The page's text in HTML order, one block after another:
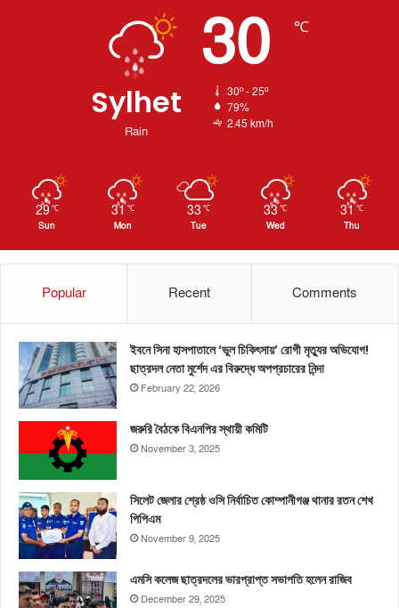
Sylhet
Rain
30 ℃
30º - 25º
79%
2.45 km/h
29 ℃
Sun
31 ℃
Mon
33 ℃
Tue
33℃
Wed
31℃
Thu
Popular Recent Comments
ইবনে সিনা হাসপাতালে ‘ভুল চিকিৎসায়’ রোগী মৃত্যুর অভিযোগ!
ছাত্রদল নেতা মুর্শেদ এর বিরুদ্ধে অপপ্রচারের নিন্দা
February 22, 2026
জরুরি বৈঠকে বিএনপির স্থায়ী কমিটি
November 3, 2025
সিলেট জেলার শ্রেষ্ঠ ওসি নির্বাচিত কোম্পানীগঞ্জ থানার রতন শেখ
পিপিএম
November 9, 2025
এমসি কলেজ ছাত্রদলের ভারপ্রাপ্ত সভাপতি হলেন রাজিব
December 29, 2025